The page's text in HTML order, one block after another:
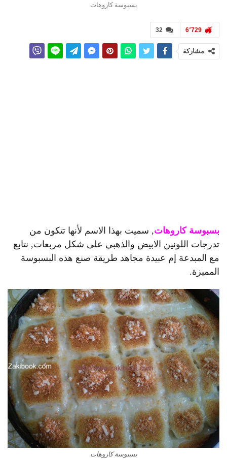
بسبوسة كاروهات
32 6٬729
مشاركة
بسبوسة كاروهات, سميت بهذا الاسم لأنها تتكون من
تدرجات اللونين الابيض والذهبي على شكل مربعات, نتابع
مع المبدعة إم عبيدة مجاهد طريقة صنع هذه البسبوسة
المميزة.
بسبوسة كاروهات